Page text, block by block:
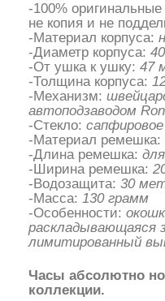
-100%
не копия и не
-Материал корпуса:
-Диаметр корпуса:
-От ушка к ушку: 47
-Толщина корпуса:
-Механизм:
автоподзаводом
-Стекло: сапфировое
-Материал ремешка:
-Длина ремешка:
-Ширина ремешка:
-Водозащита: 30
-Масса: 130 грамм
-Особенности:
раскладывающаяся
лимитированный
Часы абсолютно
коллекции.